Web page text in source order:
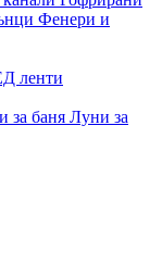
Фенери и
ленти
за баня Луни за